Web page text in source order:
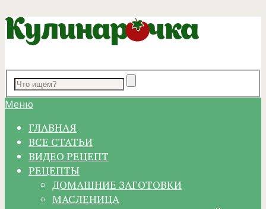
Меню
ГЛАВНАЯ
ВСЕ СТАТЬИ
ВИДЕО РЕЦЕПТ
РЕЦЕПТЫ
ДОМАШНИЕ ЗАГОТОВКИ
МАСЛЕНИЦА